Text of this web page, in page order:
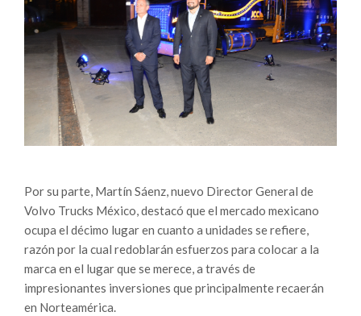
Por su parte, Martín Sáenz, nuevo Director General de
Volvo Trucks México, destacó que el mercado mexicano
ocupa el décimo lugar en cuanto a unidades se refiere,
razón por la cual redoblarán esfuerzos para colocar a la
marca en el lugar que se merece, a través de
impresionantes inversiones que principalmente recaerán
en Norteamérica.